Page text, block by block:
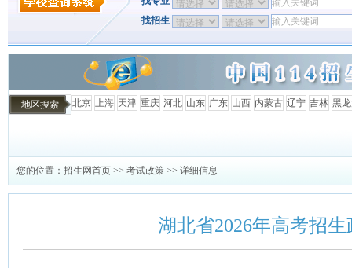
找招生
地区搜索 北京 上海 天津 重庆 河北 山东 广东 山西 内蒙古 辽宁 吉林 黑
您的位置： 招生网首页 >> 考试政策 >> 详细信息
湖北省2026年高考招